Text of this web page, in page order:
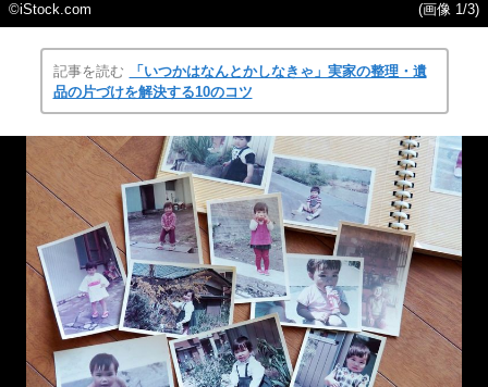
©iStock.com (画像 1/3)
記事を読む
「いつかはなんとかしなきゃ」実家の整理・遺
品の片づけを解決する10のコツ